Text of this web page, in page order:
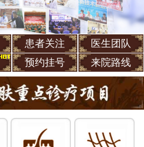
患者关注
医生团队
预约挂号 来院路线